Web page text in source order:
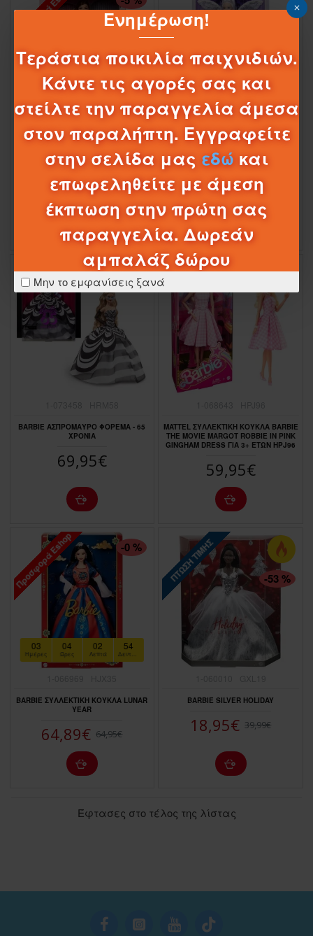
Ενημέρωση!
Τεράστια ποικιλία παιχνιδιών.
Κάντε τις αγορές σας και
στείλτε την παραγγελία άμεσα
στον παραλήπτη. Εγγραφείτε
στην σελίδα μας εδώ και
επωφεληθείτε με άμεση
έκπτωση στην πρώτη σας
παραγγελία. Δωρεάν
αμπαλάζ δώρου
Μην το εμφανίσεις ξανά
ΠΤΏΣΗ ΤΙΜΉΣ
Προσφορά Eshop
Ημέρες Ώρες Λεπτά Δευτερόλεπτα
1-081009 JBJ07
ΣΥΛΛΕΚΤΙΚΗ ΚΟΥΚΛΑ BARBIE
SIGNATURE - BIRTHDAY WISHES
(JBJ07)
33,21€ 34,95€
1-073619 JCW43
BARBIE ΣΥΛΛΕΚΤΙΚΗ - ΝΕΡΑΪΔΑ ΤΩΝ
ΔΟΝΤΙΩΝ
59,95€
BARBIE ΑΣΠΡΟΜΑΥΡΟ ΦΟΡΕΜΑ - 65
ΧΡΟΝΙΑ
69,95€
MATTEL ΣΥΛΛΕΚΤΙΚΉ ΚΟΎΚΛΑ BARBIE
THE MOVIE MARGOT ROBBIE IN PINK
GINGHAM DRESS ΓΙΑ 3+ ΕΤΏΝ HPJ96
59,95€
ΠΤΏΣΗ ΤΙΜΉΣ
Προσφορά Eshop -0 %
03
Ημέρες
04
Ώρες
02
Λεπτά
53
Δευτερόλεπτα
BARBIE ΣΥΛΛΕΚΤΙΚΗ ΚΟΥΚΛΑ LUNAR
YEAR
64,89€ 64,95€
ΠΤΏΣΗ ΤΙΜΉΣ -53 %
BARBIE SILVER HOLIDAY
18,95€ 39,99€
Έφτασες στο τέλος της λίστας